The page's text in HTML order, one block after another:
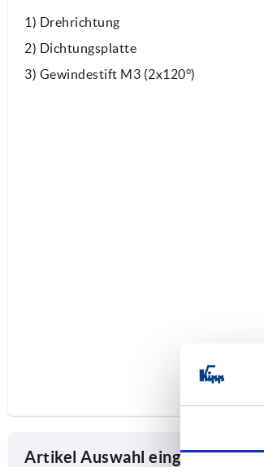
1) Drehrichtung
2) Dichtungsplatte
3) Gewindestift M3 (2x120°)
Artikel Auswahl eingrenzen